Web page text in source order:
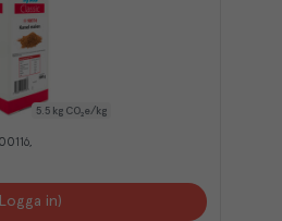
5.5 kg CO₂e/kg
in)